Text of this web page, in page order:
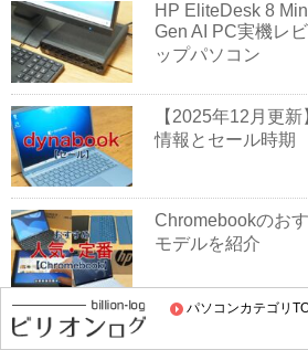
パソコンカテゴリ
HP EliteDesk 8
Gen AI PC実機レ
ップパソコン
【2025年12月更
情報とセール時期
Chromebookのお
モデルを紹介